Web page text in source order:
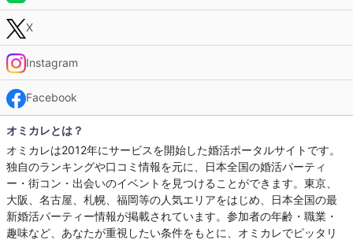
X
Instagram
Facebook
オミカレとは？
オミカレは2012年にサービスを開始した婚活ポータルサイトです。
独自のランキングや口コミ情報を元に、日本全国の婚活パーティ
ー・街コン・出会いのイベントを見つけることができます。東京、
大阪、名古屋、札幌、福岡等の人気エリアをはじめ、日本全国の最
新婚活パーティー情報が掲載されています。参加者の年齢・職業・
趣味など、あなたが重視したい条件をもとに、オミカレでピッタリ